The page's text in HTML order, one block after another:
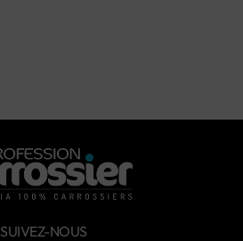
SUIVEZ-NOUS